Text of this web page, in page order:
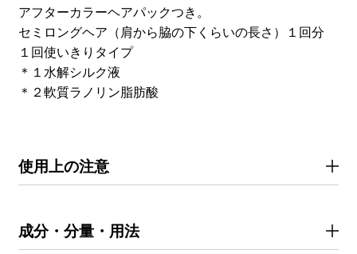
アフターカラーヘアパックつき。
セミロングヘア（肩から脇の下くらいの長さ）１回分
１回使いきりタイプ
＊１水解シルク液
使用上の注意
成分・分量・用法